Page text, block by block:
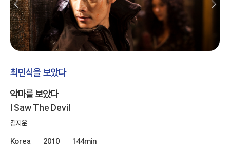
최민식을 보았다
악마를 보았다
I Saw The Devil
김지운
Korea 2010 144min